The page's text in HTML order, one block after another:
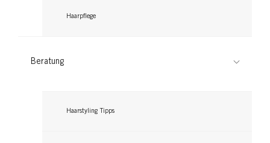
Haarpflege
Beratung
Haarstyling Tipps